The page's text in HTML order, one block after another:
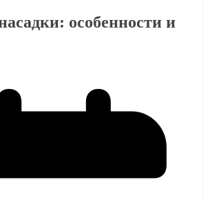
особенности и